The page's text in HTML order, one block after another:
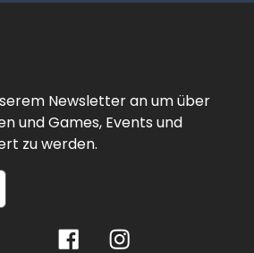
Newsletter an um über
und Games, Events und
zu werden.